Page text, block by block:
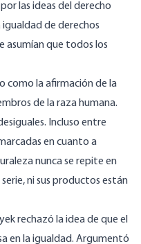
las ideas del derecho
de derechos
asumían que todos los
como la afirmación de la
de la raza humana.
Incluso entre
en cuanto a
nunca se repite en
ni sus productos están
rechazó la idea de que el
en la igualdad. Argumentó